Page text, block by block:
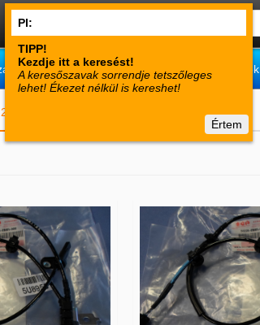
Vásárlói tájékoztató Műszaki információk
Értem
től » Fék Vitara 2015-től (13 termék)